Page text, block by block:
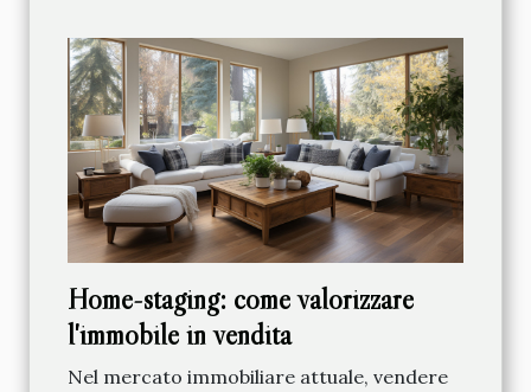
Home-staging: come valorizzare
l'immobile in vendita
Nel mercato immobiliare attuale, vendere